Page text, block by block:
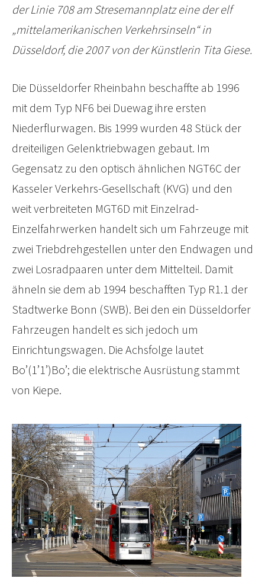
der Linie 708 am Stresemannplatz eine der elf
„mittelamerikanischen Verkehrsinseln“ in
Düsseldorf, die 2007 von der Künstlerin Tita Giese.
Die Düsseldorfer Rheinbahn beschaffte ab 1996
mit dem Typ NF6 bei Duewag ihre ersten
Niederflurwagen. Bis 1999 wurden 48 Stück der
dreiteiligen Gelenktriebwagen gebaut. Im
Gegensatz zu den optisch ähnlichen NGT6C der
Kasseler Verkehrs-Gesellschaft (KVG) und den
weit verbreiteten MGT6D mit Einzelrad-
Einzelfahrwerken handelt sich um Fahrzeuge mit
zwei Triebdrehgestellen unter den Endwagen und
zwei Losradpaaren unter dem Mittelteil. Damit
ähneln sie dem ab 1994 beschafften Typ R1.1 der
Stadtwerke Bonn (SWB). Bei den ein Düsseldorfer
Fahrzeugen handelt es sich jedoch um
Einrichtungswagen. Die Achsfolge lautet
Bo’(1’1’)Bo’; die elektrische Ausrüstung stammt
von Kiepe.